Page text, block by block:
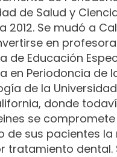
de Salud y
2012. Se mudó a
en
de Educación
en Periodoncia de
de la
donde
se
de sus pacientes
tratamiento dental.